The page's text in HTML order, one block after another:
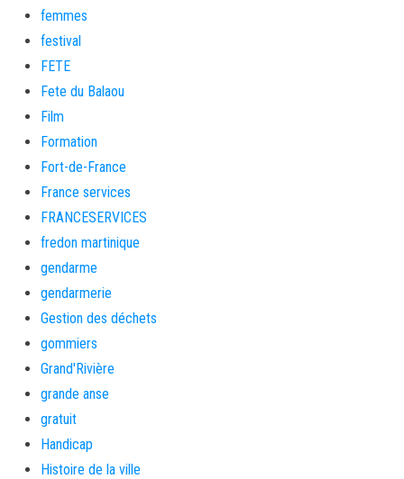
femmes
festival
FETE
Fete du Balaou
Film
Formation
Fort-de-France
France services
FRANCESERVICES
fredon martinique
gendarme
gendarmerie
Gestion des déchets
gommiers
Grand'Rivière
grande anse
gratuit
Handicap
Histoire de la ville